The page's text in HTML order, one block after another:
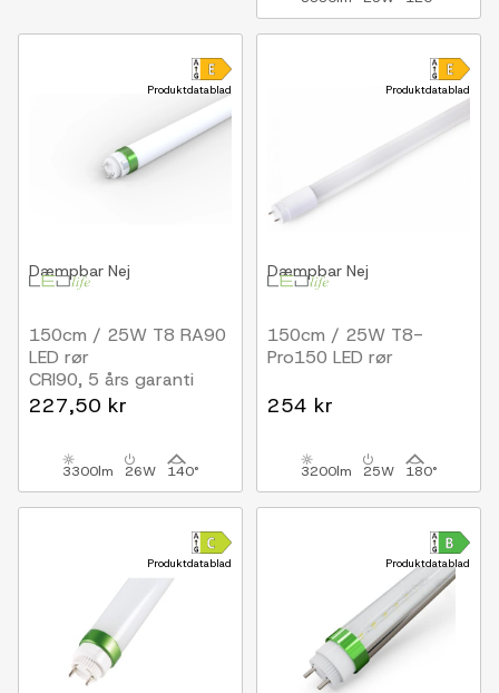
Produktdatablad
Dæmpbar Nej
150cm / 25W T8 RA90
LED rør
CRI90, 5 års garanti
227,50 kr
3300lm 26W 140°
Produktdatablad
Dæmpbar Nej
150cm / 25W T8-
Pro150 LED rør
254 kr
3200lm 25W 180°
Produktdatablad Produktdatablad